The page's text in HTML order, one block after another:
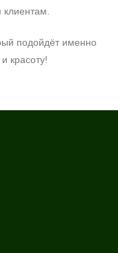
подойдёт именно
красоту!